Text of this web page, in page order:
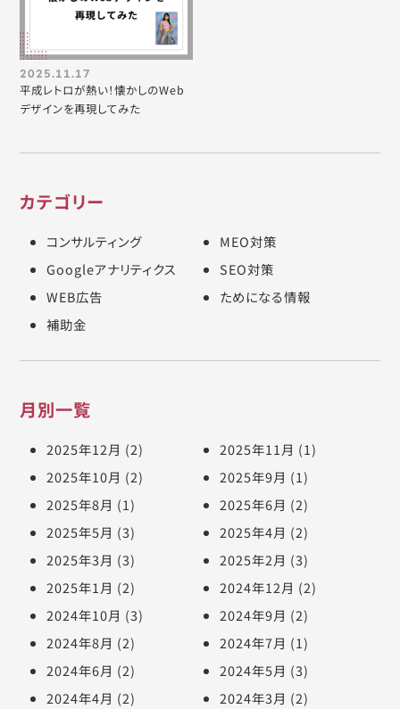
2025.11.17
平成レトロが熱い！懐かしのWeb
デザインを再現してみた
カテゴリー
コンサルティング
MEO対策
Googleアナリティクス
SEO対策
WEB広告
ためになる情報
補助金
月別一覧
2025年12月 (2) 2025年11月 (1)
2025年10月 (2) 2025年9月 (1)
2025年8月 (1) 2025年6月 (2)
2025年5月 (3) 2025年4月 (2)
2025年3月 (3) 2025年2月 (3)
2025年1月 (2) 2024年12月 (2)
2024年10月 (3) 2024年9月 (2)
2024年8月 (2) 2024年7月 (1)
2024年6月 (2) 2024年5月 (3)
2024年4月 (2) 2024年3月 (2)